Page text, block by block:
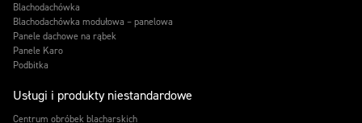
Blachodachówka
Blachodachówka modułowa – panelowa
Panele dachowe na rąbek
Panele Karo
Podbitka
Usługi i produkty niestandardowe
Centrum obróbek blacharskich